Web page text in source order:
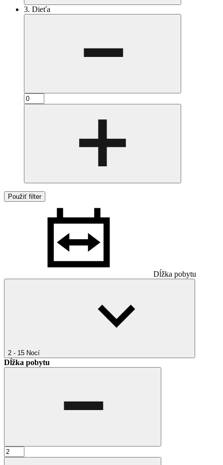
3. Dieťa
Použiť filter
Dĺžka pobytu
2 - 15 Nocí
Dĺžka pobytu